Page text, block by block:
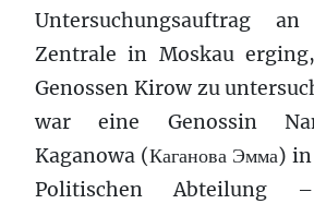
Untersuchungsauftrag
Zentrale in Moskau
Genossen Kirow zu
war eine Genossin
Kaganowa (Каганова Эмма) in
Politischen Abteilung